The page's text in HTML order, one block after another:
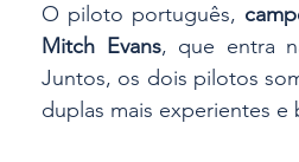
O piloto português,
Mitch Evans, que entra
Juntos, os dois pilotos
duplas mais experientes